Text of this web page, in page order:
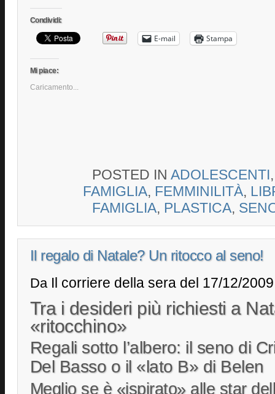
Condividi:
E-mail Stampa
Mi piace:
Caricamento...
POSTED IN ADOLESCENTI
FAMIGLIA, FEMMINILITÀ,
FAMIGLIA, PLASTICA,
Il regalo di Natale? Un ritocco al seno!
Da Il corriere della sera del 17/12/2009
Tra i desideri più richiesti a
«ritocchino»
Regali sotto l’albero: il seno di
Del Basso o il «lato B» di Belen
Meglio se è «ispirato» alle star